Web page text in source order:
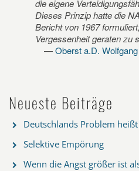
die eigene
Dieses Prinzip hatte die
Bericht von 1967
Vergessenheit geraten zu
Oberst a.D.
Neueste Beiträge
Deutschlands Problem
Selektive Empörung
Wenn die Angst größer ist